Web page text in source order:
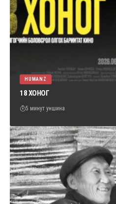
ТОМЧУУДААС
Г.ЭРДЭНЭБАТ
Humanz
HUMANZ
18 ХОНОГ
5 минут уншина